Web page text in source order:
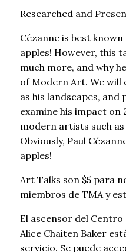
Researched and
Cézanne is best
apples! However, this
much more, and why
of Modern Art. We will
as his landscapes,
examine his impact on
modern artists such as
Obviously, Paul
apples!
Art Talks son $5 para
miembros de TMA y
El ascensor del
Alice Chaiten Baker
servicio. Se puede